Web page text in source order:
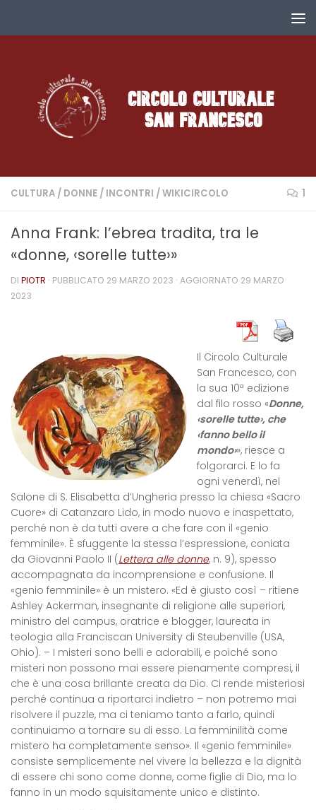
CULTURA / DONNE / INCONTRI /WIKICIRCOLO 1
Anna Frank: l’ebrea tradita, tra le
«donne, ‹sorelle tutte›»
DI PIOTR · PUBBLICATO 29 MARZO 2023 · AGGIORNATO 29 MARZO
2023
Il Circolo Culturale
San Francesco, con
la sua 10ª edizione
dal filo rosso «Donne,
‹sorelle tutte›, che
‹fanno bello il
mondo›», riesce a
folgorarci. E lo fa
ogni venerdì, nel
Salone di S. Elisabetta d’Ungheria presso la chiesa «Sacro
Cuore» di Catanzaro Lido, in modo nuovo e inaspettato,
perché non è da tutti avere a che fare con il «genio
femminile». È sfuggente la stessa l’espressione, coniata
da Giovanni Paolo II (Lettera alle donne, n. 9), spesso
accompagnata da incomprensione e confusione. Il
«genio femminile» è un mistero. «Ed è giusto così – ritiene
Ashley Ackerman, insegnante di religione alle superiori,
ministro del campus, oratrice e blogger, laureata in
teologia alla Franciscan University di Steubenville (USA,
Ohio). – I misteri sono belli e adorabili, e poiché sono
misteri non possono mai essere pienamente compresi, il
che è una cosa brillante creata da Dio. Ci rende misteriosi
perché continua a riportarci indietro – non potremo mai
risolvere il puzzle, ma ci teniamo tanto a farlo, quindi
continuiamo a tornare su di esso. La femminilità come
mistero ha completamente senso». Il «genio femminile»
consiste semplicemente nel vivere la bellezza e la dignità
di essere chi sono come donne, come figlie di Dio, ma lo
fanno in un modo squisitamente unico e distinto.